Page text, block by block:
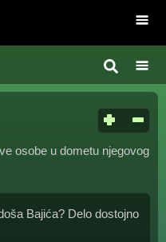
osobe u dometu njegovog
Bajića? Delo dostojno